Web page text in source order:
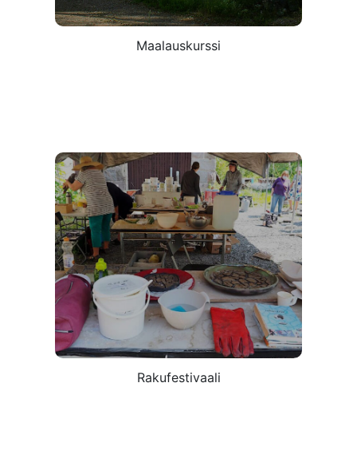
Maalauskurssi
Rakufestivaali
10.-11.7.2026
Tästä
Rakufestivaali